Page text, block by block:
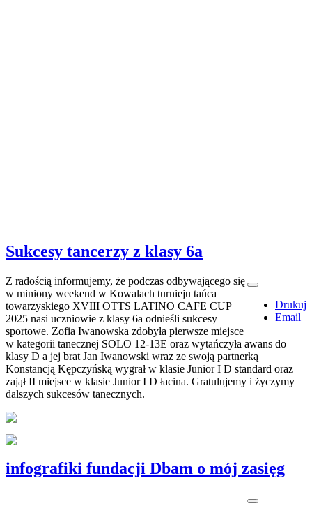
Sukcesy tancerzy z klasy 6a
Drukuj
Email
Z radością informujemy, że podczas odbywającego się
w miniony weekend w Kowalach turnieju tańca
towarzyskiego XVIII OTTS LATINO CAFE CUP
2025 nasi uczniowie z klasy 6a odnieśli sukcesy
sportowe. Zofia Iwanowska zdobyła pierwsze miejsce
w kategorii tanecznej SOLO 12-13E oraz wytańczyła awans do
klasy D a jej brat Jan Iwanowski wraz ze swoją partnerką
Konstancją Kępczyńską wygrał w klasie Junior I D standard oraz
zajął II miejsce w klasie Junior I D łacina. Gratulujemy i życzymy
dalszych sukcesów tanecznych.
infografiki fundacji Dbam o mój zasięg